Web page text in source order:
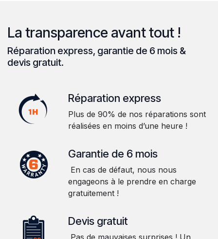
La transparence avant tout !
Réparation express, garantie de 6 mois &
devis gratuit.
Réparation express
Plus de 90% de nos réparations sont
réalisées en moins d’une heure !
Garantie de 6 mois
En cas de défaut, nous nous
engageons à le prendre en charge
gratuitement !
Devis gratuit